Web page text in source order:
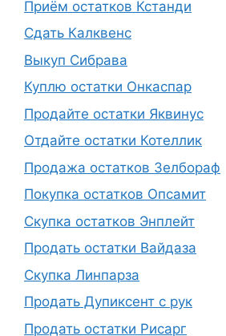
Приём остатков Кстанди
Сдать Калквенс
Выкуп Сибрава
Куплю остатки Онкаспар
Продайте остатки Яквинус
Отдайте остатки Котеллик
Продажа остатков Зелбораф
Покупка остатков Опсамит
Скупка остатков Энплейт
Продать остатки Вайдаза
Скупка Линпарза
Продать Дупиксент с рук
Продать остатки Рисарг